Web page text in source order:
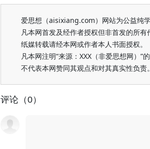
爱思想（aisixiang.com）网站为公益纯
凡本网首发及经作者授权但非首发的所
纸媒转载请经本网或作者本人书面授权。
凡本网注明“来源：XXX（非爱思想网）
不代表本网赞同其观点和对其真实性负责
评论（0）